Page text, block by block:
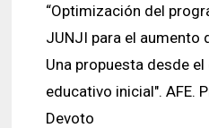
“Optimización del
JUNJI para el aumento
Una propuesta desde
educativo inicial". AFE.
Devoto